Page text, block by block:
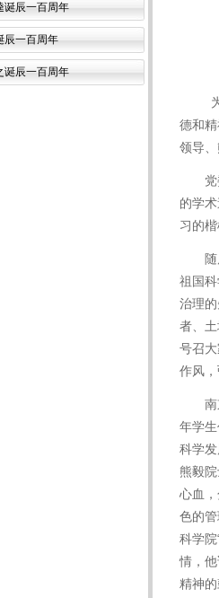
诞辰一百周年
辰一百周年
诞辰一百周年
德和
领导
的学
习的楷
祖国
治理
者、
号召
作风
年学
科学
熊毅
心血
色的
科学
情，
精神